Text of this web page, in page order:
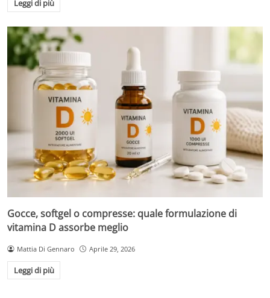
Leggi di più
Gocce, softgel o compresse: quale formulazione di
vitamina D assorbe meglio
Mattia Di Gennaro Aprile 29, 2026
Leggi di più